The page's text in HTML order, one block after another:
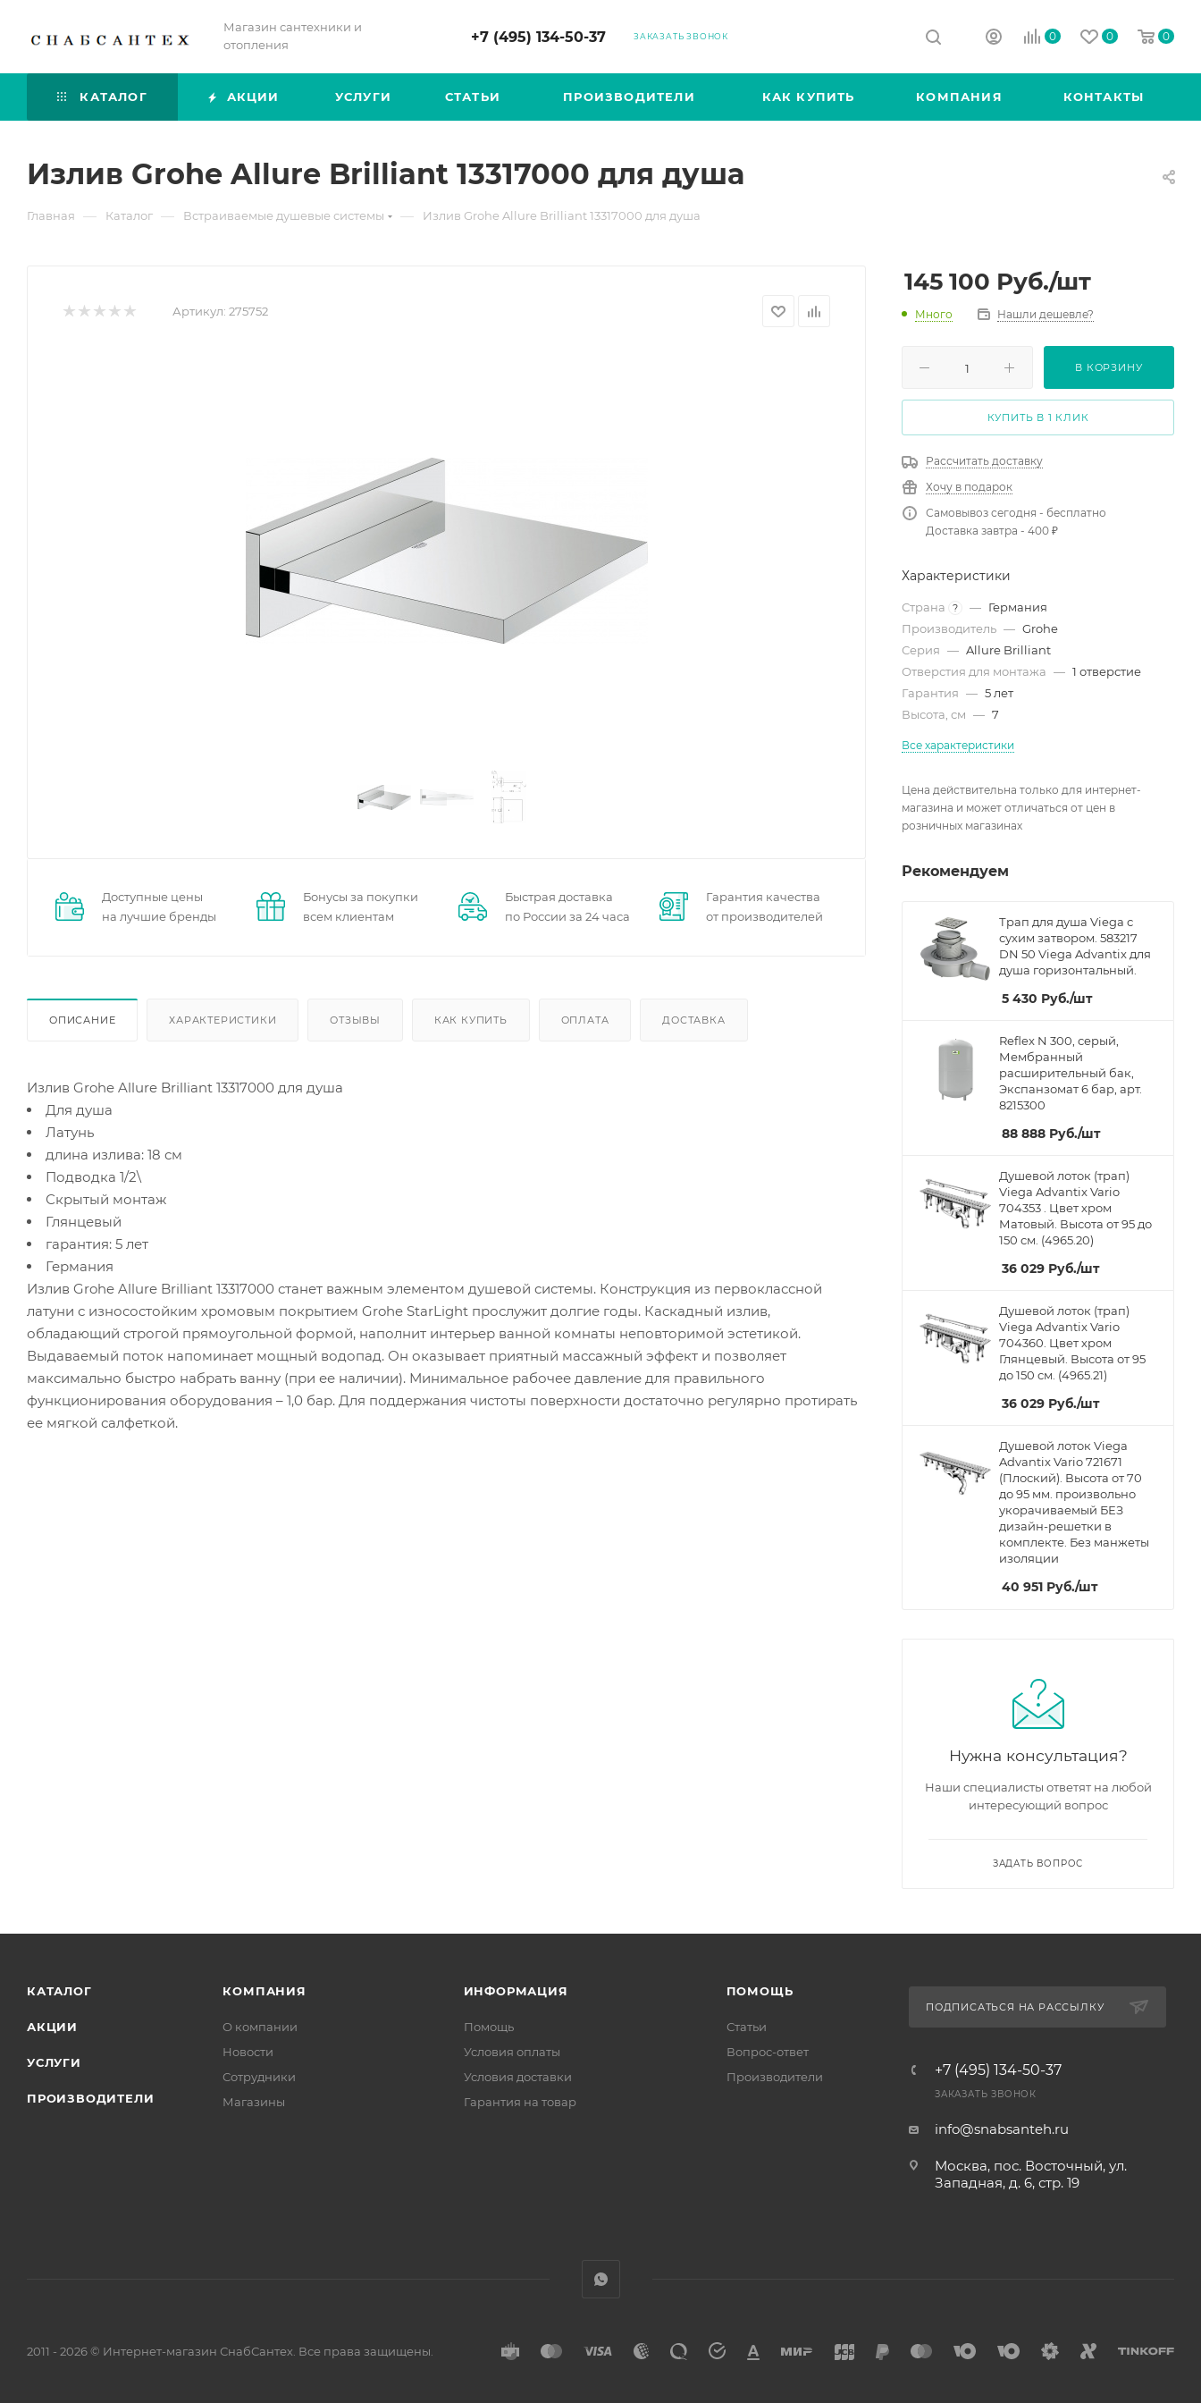
Магазин сантехники и
отопления
+7 (495) 134-50-37 ЗАКАЗАТЬ ЗВОНОК 0 0 0
КАТАЛОГ АКЦИИ УСЛУГИ СТАТЬИ ПРОИЗВОДИТЕЛИ КАК КУПИТЬ КОМПАНИЯ КОНТАКТЫ
Излив Grohe Allure Brilliant 13317000 для душа
Главная — Каталог — Встраиваемые душевые системы — Излив Grohe Allure Brilliant 13317000 для душа
Артикул: 275752
Доступные цены
на лучшие бренды
Бонусы за покупки
всем клиентам
Быстрая доставка
по России за 24 часа
Гарантия качества
от производителей
ОПИСАНИЕ ХАРАКТЕРИСТИКИ ОТЗЫВЫ КАК КУПИТЬ ОПЛАТА ДОСТАВКА
Излив Grohe Allure Brilliant 13317000 для душа
Для душа
Латунь
длина излива: 18 см
Подводка 1/2\
Скрытый монтаж
Глянцевый
гарантия: 5 лет
Германия
Излив Grohe Allure Brilliant 13317000 станет важным элементом душевой системы. Конструкция из первоклассной
латуни с износостойким хромовым покрытием Grohe StarLight прослужит долгие годы. Каскадный излив,
обладающий строгой прямоугольной формой, наполнит интерьер ванной комнаты неповторимой эстетикой.
Выдаваемый поток напоминает мощный водопад. Он оказывает приятный массажный эффект и позволяет
максимально быстро набрать ванну (при ее наличии). Минимальное рабочее давление для правильного
функционирования оборудования – 1,0 бар. Для поддержания чистоты поверхности достаточно регулярно протирать
ее мягкой салфеткой.
145 100 Руб./шт
Много Нашли дешевле?
В КОРЗИНУ
КУПИТЬ В 1 КЛИК
Рассчитать доставку
Хочу в подарок
Самовывоз сегодня - бесплатно
Доставка завтра - 400 ₽
Характеристики
Страна ? — Германия
Производитель — Grohe
Серия — Allure Brilliant
Отверстия для монтажа — 1 отверстие
Гарантия — 5 лет
Высота, см — 7
Все характеристики
Цена действительна только для интернет-
магазина и может отличаться от цен в
розничных магазинах
Рекомендуем
Трап для душа Viega с
сухим затвором. 583217
DN 50 Viega Advantix для
душа горизонтальный.
5 430 Руб./шт
Reflex N 300, серый,
Мембранный
расширительный бак,
Экспанзомат 6 бар, арт.
8215300
88 888 Руб./шт
Душевой лоток (трап)
Viega Advantix Vario
704353 . Цвет хром
Матовый. Высота от 95 до
150 см. (4965.20)
36 029 Руб./шт
Душевой лоток (трап)
Viega Advantix Vario
704360. Цвет хром
Глянцевый. Высота от 95
до 150 см. (4965.21)
36 029 Руб./шт
Душевой лоток Viega
Advantix Vario 721671
(Плоский). Высота от 70
до 95 мм. произвольно
укорачиваемый БЕЗ
дизайн-решетки в
комплекте. Без манжеты
изоляции
40 951 Руб./шт
Нужна консультация?
Наши специалисты ответят на любой
интересующий вопрос
ЗАДАТЬ ВОПРОС
КАТАЛОГ
АКЦИИ
УСЛУГИ
ПРОИЗВОДИТЕЛИ
КОМПАНИЯ
О компании
Новости
Сотрудники
Магазины
ИНФОРМАЦИЯ
Помощь
Условия оплаты
Условия доставки
Гарантия на товар
ПОМОЩЬ
Статьи
Вопрос-ответ
Производители
ПОДПИСАТЬСЯ НА РАССЫЛКУ
+7 (495) 134-50-37
ЗАКАЗАТЬ ЗВОНОК
info@snabsanteh.ru
Москва, пос. Восточный, ул.
Западная, д. 6, стр. 19
2011 - 2026 © Интернет-магазин СнабСантех. Все права защищены.